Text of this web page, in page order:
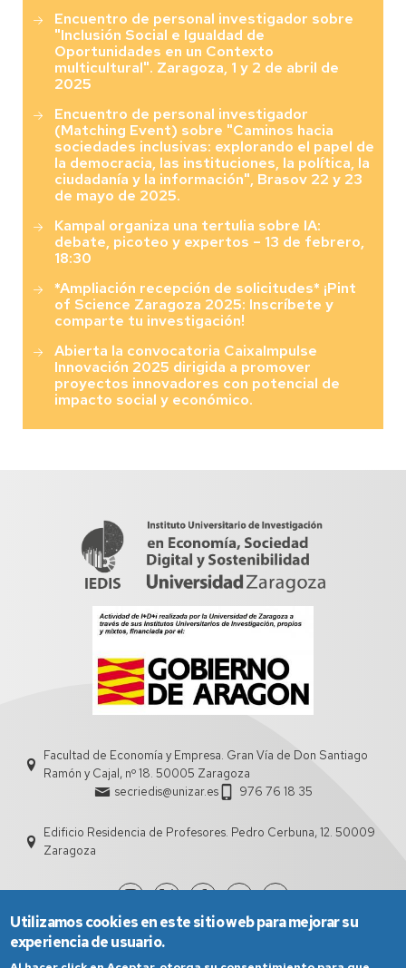
Encuentro de personal investigador sobre
"Inclusión Social e Igualdad de
Oportunidades en un Contexto
multicultural". Zaragoza, 1 y 2 de abril de
2025
Encuentro de personal investigador
(Matching Event) sobre "Caminos hacia
sociedades inclusivas: explorando el papel de
la democracia, las instituciones, la política, la
ciudadanía y la información", Brasov 22 y 23
de mayo de 2025.
Kampal organiza una tertulia sobre IA:
debate, picoteo y expertos – 13 de febrero,
18:30
*Ampliación recepción de solicitudes* ¡Pint
of Science Zaragoza 2025: Inscríbete y
comparte tu investigación!
Abierta la convocatoria CaixaImpulse
Innovación 2025 dirigida a promover
proyectos innovadores con potencial de
impacto social y económico.
Facultad de Economía y Empresa. Gran Vía de Don Santiago
Ramón y Cajal, nº 18. 50005 Zaragoza
secriedis@unizar.es
976 76 18 35
Edificio Residencia de Profesores. Pedro Cerbuna, 12. 50009
Zaragoza
Utilizamos cookies en este sitio web para mejorar su
experiencia de usuario.